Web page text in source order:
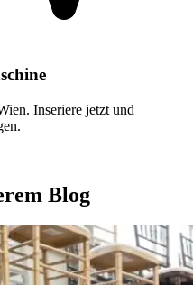
Inseriere jetzt und
Blog